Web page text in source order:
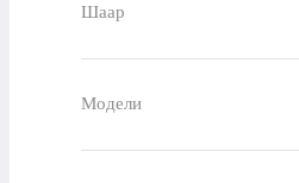
Шаар
Модели